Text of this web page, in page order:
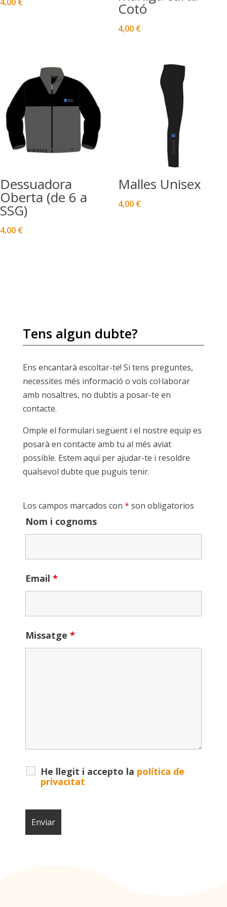
Cotó
4,00 €
Dessuadora
Oberta (de 6 a
SSG)
4,00 €
Malles Unisex
4,00 €
Tens algun dubte?
Ens encantarà escoltar-te! Si tens preguntes,
necessites més informació o vols col·laborar
amb nosaltres, no dubtis a posar-te en
contacte.
Omple el formulari següent i el nostre equip es
posarà en contacte amb tu al més aviat
possible. Estem aquí per ajudar-te i resoldre
qualsevol dubte que puguis tenir.
Los campos marcados con * son obligatorios
Nom i cognoms
Email *
Missatge *
He llegit i accepto la política de
privacitat